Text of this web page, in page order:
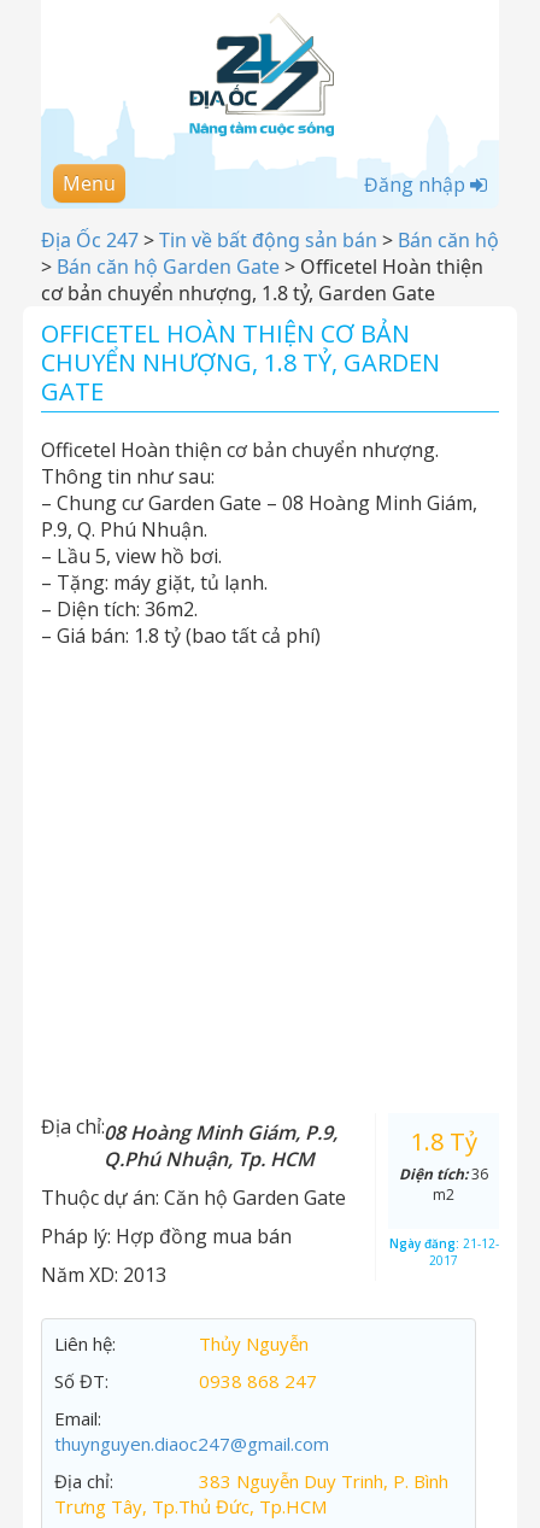
Menu Đăng nhập
Địa Ốc 247>Tin về bất động sản bán > Bán căn hộ
> Bán căn hộ Garden Gate> Officetel Hoàn thiện
cơ bản chuyển nhượng, 1.8 tỷ, Garden Gate
OFFICETEL HOÀN THIỆN CƠ BẢN
CHUYỂN NHƯỢNG, 1.8 TỶ, GARDEN
GATE
Officetel Hoàn thiện cơ bản chuyển nhượng.
Thông tin như sau:
– Chung cư Garden Gate – 08 Hoàng Minh Giám,
P.9, Q. Phú Nhuận.
– Lầu 5, view hồ bơi.
– Tặng: máy giặt, tủ lạnh.
– Diện tích: 36m2.
– Giá bán: 1.8 tỷ (bao tất cả phí)
Địa chỉ:08 Hoàng Minh Giám, P.9,
Q.Phú Nhuận, Tp. HCM
Thuộc dự án: Căn hộ Garden Gate
Pháp lý: Hợp đồng mua bán
Năm XD: 2013
1.8 Tỷ
Diện tích:36
m2
Ngày đăng: 21-12-
2017
Liên hệ:
Thủy Nguyễn
Số ĐT:
0938 868 247
Email:
thuynguyen.diaoc247@gmail.com
Địa chỉ:
383 Nguyễn Duy Trinh, P. Bình
Trưng Tây, Tp.Thủ Đức, Tp.HCM